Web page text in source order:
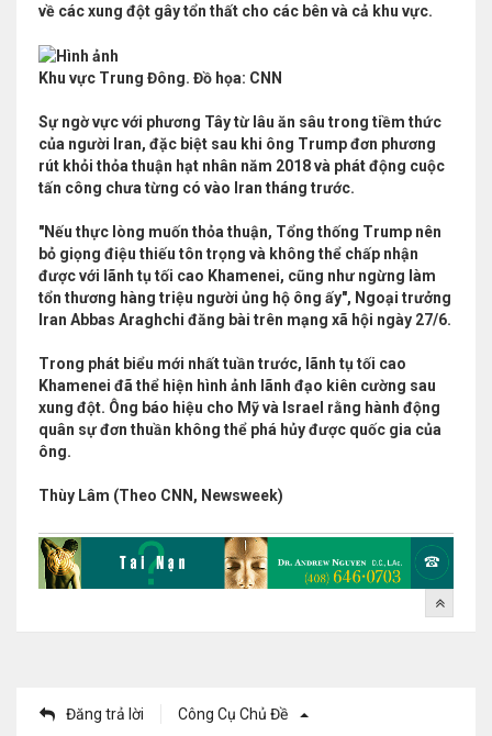
về các xung đột gây tổn thất cho các bên và cả khu vực.
Khu vực Trung Đông. Đồ họa: CNN
Sự ngờ vực với phương Tây từ lâu ăn sâu trong tiềm thức
của người Iran, đặc biệt sau khi ông Trump đơn phương
rút khỏi thỏa thuận hạt nhân năm 2018 và phát động cuộc
tấn công chưa từng có vào Iran tháng trước.
"Nếu thực lòng muốn thỏa thuận, Tổng thống Trump nên
bỏ giọng điệu thiếu tôn trọng và không thể chấp nhận
được với lãnh tụ tối cao Khamenei, cũng như ngừng làm
tổn thương hàng triệu người ủng hộ ông ấy", Ngoại trưởng
Iran Abbas Araghchi đăng bài trên mạng xã hội ngày 27/6.
Trong phát biểu mới nhất tuần trước, lãnh tụ tối cao
Khamenei đã thể hiện hình ảnh lãnh đạo kiên cường sau
xung đột. Ông báo hiệu cho Mỹ và Israel rằng hành động
quân sự đơn thuần không thể phá hủy được quốc gia của
ông.
Thùy Lâm (Theo CNN, Newsweek)
Đăng trả lời Công Cụ Chủ Đề